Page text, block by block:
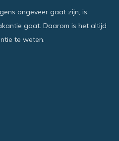
ongeveer gaat zijn, is
gaat. Daarom is het altijd
te weten.